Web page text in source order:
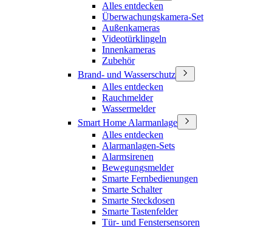
Alles entdecken
Überwachungskamera-Set
Außenkameras
Videotürklingeln
Innenkameras
Zubehör
Brand- und Wasserschutz
Alles entdecken
Rauchmelder
Wassermelder
Smart Home Alarmanlage
Alles entdecken
Alarmanlagen-Sets
Alarmsirenen
Bewegungsmelder
Smarte Fernbedienungen
Smarte Schalter
Smarte Steckdosen
Smarte Tastenfelder
Tür- und Fenstersensoren